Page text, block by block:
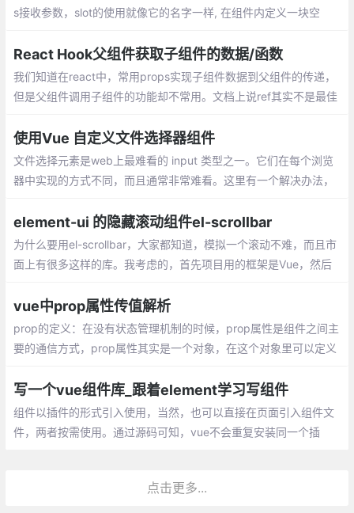
s接收参数，slot的使用就像它的名字一样, 在组件内定义一块空
就是把组件内的数据带出来
React Hook父组件获取子组件的数据/函数
我们知道在react中，常用props实现子组件数据到父组件的传递，
但是父组件调用子组件的功能却不常用。文档上说ref其实不是最佳
是hook的讲的太少
使用Vue 自定义文件选择器组件
文件选择元素是web上最难看的 input 类型之一。它们在每个浏览
器中实现的方式不同，而且通常非常难看。这里有一个解决办法，
element-ui 的隐藏滚动组件el-scrollbar
为什么要用el-scrollbar，大家都知道，模拟一个滚动不难，而且市
面上有很多这样的库。我考虑的，首先项目用的框架是Vue，然后
vue中prop属性传值解析
prop的定义：在没有状态管理机制的时候，prop属性是组件之间主
要的通信方式，prop属性其实是一个对象，在这个对象里可以定义
可以定义属性的类型，也可以定义属性的初始值。
写一个vue组件库_跟着element学习写组件
组件以插件的形式引入使用，当然，也可以直接在页面引入组件文
件，两者按需使用。通过源码可知，vue不会重复安装同一个插
点击更多...